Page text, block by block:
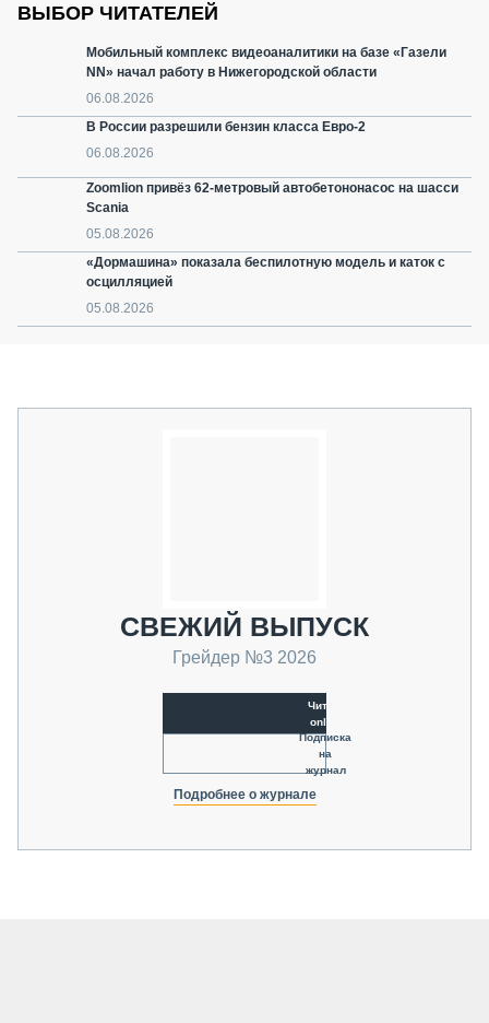
ВЫБОР ЧИТАТЕЛЕЙ
Мобильный комплекс видеоаналитики на базе «Газели
NN» начал работу в Нижегородской области
06.08.2026
В России разрешили бензин класса Евро-2
06.08.2026
Zoomlion привёз 62-метровый автобетононасос на шасси
Scania
05.08.2026
«Дормашина» показала беспилотную модель и каток с
осцилляцией
05.08.2026
СВЕЖИЙ ВЫПУСК
Грейдер №3 2026
Читать
online
Подписка
на
журнал
Подробнее о журнале